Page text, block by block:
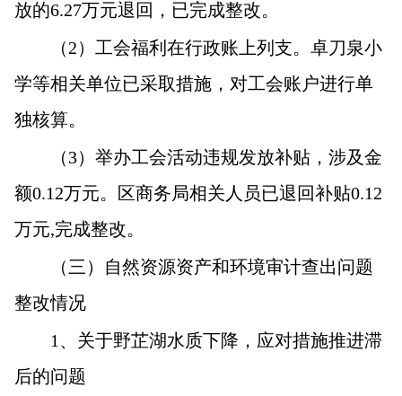
放的6.27万元退回，已完成整改。
（2）工会福利在行政账上列支。卓刀泉小
学等相关单位已采取措施，对工会账户进行单
独核算。
（3）举办工会活动违规发放补贴，涉及金
额0.12万元。区商务局相关人员已退回补贴0.12
万元,完成整改。
（三）自然资源资产和环境审计查出问题
整改情况
1 、关于野芷湖水质下降，应对措施推进滞
后的问题